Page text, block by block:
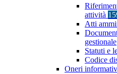
attività
Atti
gestionale
Statuti e
Codice
Oneri